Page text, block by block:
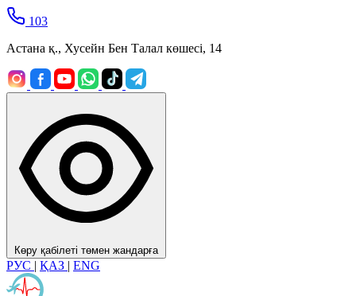
103
Астана қ., Хусейн Бен Талал көшесі, 14
Көру қабілеті төмен жандарға
РУС | ҚАЗ | ENG